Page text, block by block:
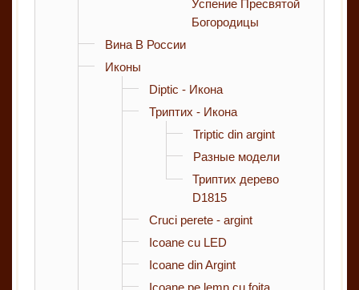
Успение Пресвятой
Богородицы
Вина В России
Иконы
Diptic - Икона
Триптих - Икона
Triptic din argint
Разные модели
Триптих дерево
D1815
Cruci perete - argint
Icoane cu LED
Icoane din Argint
Icoane pe lemn cu foita